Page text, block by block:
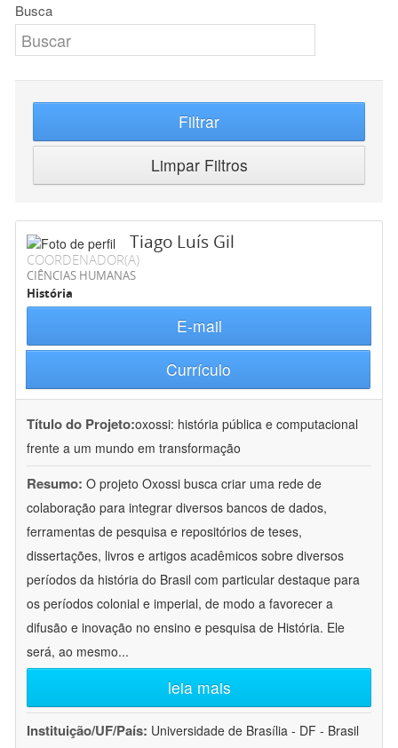
Busca
Filtrar
Limpar Filtros
Tiago Luís Gil
COORDENADOR(A)
CIÊNCIAS HUMANAS
História
E-mail
Currículo
Título do Projeto:oxossi: história pública e computacional
frente a um mundo em transformação
Resumo: O projeto Oxossi busca criar uma rede de
colaboração para integrar diversos bancos de dados,
ferramentas de pesquisa e repositórios de teses,
dissertações, livros e artigos acadêmicos sobre diversos
períodos da história do Brasil com particular destaque para
os períodos colonial e imperial, de modo a favorecer a
difusão e inovação no ensino e pesquisa de História. Ele
será, ao mesmo...
leia mais
Instituição/UF/País: Universidade de Brasília - DF - Brasil